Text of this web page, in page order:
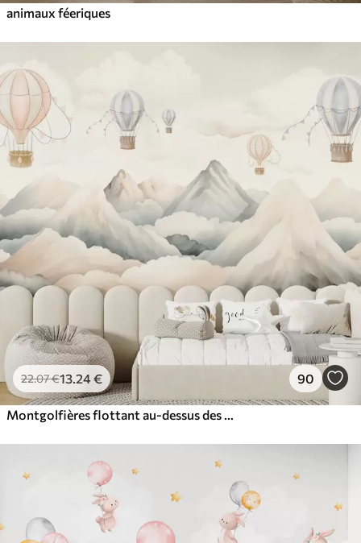
animaux féeriques
22.07€13 .24€ 90